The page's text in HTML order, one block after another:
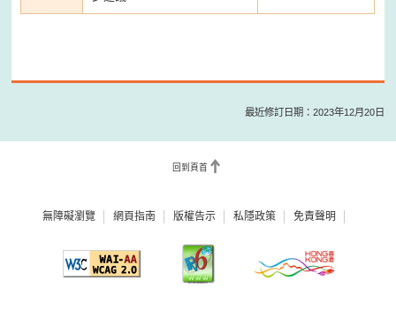
最近修訂日期：2023年12月20日
回到頁首
無障礙瀏覽 網頁指南 版權告示 私隱政策 免責聲明